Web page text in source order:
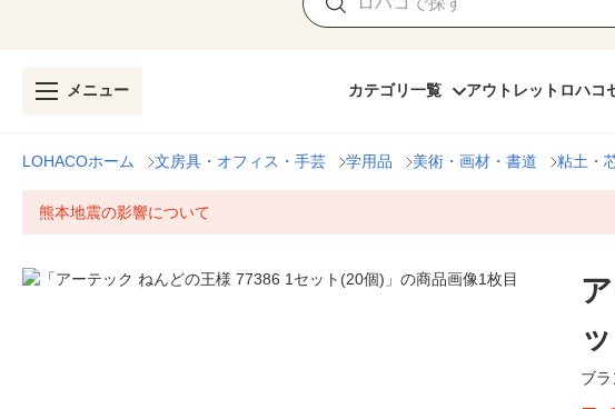
メニュー カテゴリ一覧 アウトレット ロハコ
LOHACOホーム 文房具・オフィス・手芸 学用品 美術・画材・書道 粘土・
熊本地震の影響について
ブラ